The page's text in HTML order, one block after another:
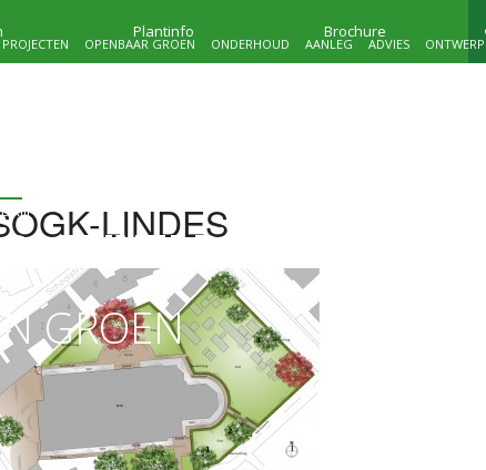
GROEN
ONTWERP
ADVIES
AANLEG
ONDERHOUD
OPENBAAR GROEN
PROJECTEN
Plantinfo Brochure
LINDES